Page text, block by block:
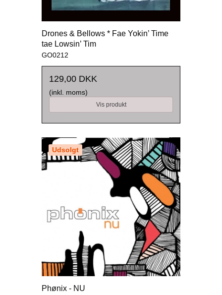
Drones & Bellows * Fae Yokin’ Time
tae Lowsin’ Tim
GO0212
129,00 DKK
(inkl. moms)
Vis produkt
Udsolgt
Phønix - NU